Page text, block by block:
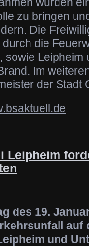
zu bringen
Die
die
sowie Leipheim
Im
der Stadt
Leipheim
des 19.
auf
und